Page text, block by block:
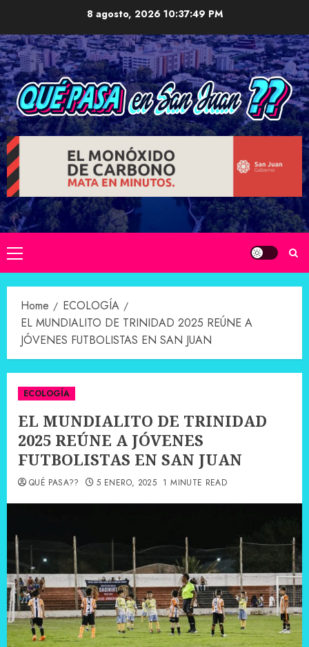
content
8 agosto, 2026 10:37:50 PM
Primary
Menu
Home
ECOLOGÍA
EL MUNDIALITO DE TRINIDAD 2025 REÚNE A
JÓVENES FUTBOLISTAS EN SAN JUAN
ECOLOGÍA
EL MUNDIALITO DE TRINIDAD
2025 REÚNE A JÓVENES
FUTBOLISTAS EN SAN JUAN
QUÉ PASA?? 5 ENERO, 2025 1 MINUTE READ